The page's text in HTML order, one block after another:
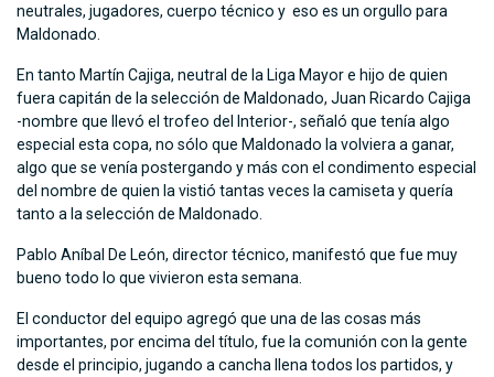
neutrales, jugadores, cuerpo técnico y eso es un orgullo para
Maldonado.
En tanto Martín Cajiga, neutral de la Liga Mayor e hijo de quien
fuera capitán de la selección de Maldonado, Juan Ricardo Cajiga
-nombre que llevó el trofeo del Interior-, señaló que tenía algo
especial esta copa, no sólo que Maldonado la volviera a ganar,
algo que se venía postergando y más con el condimento especial
del nombre de quien la vistió tantas veces la camiseta y quería
tanto a la selección de Maldonado.
Pablo Aníbal De León, director técnico, manifestó que fue muy
bueno todo lo que vivieron esta semana.
El conductor del equipo agregó que una de las cosas más
importantes, por encima del título, fue la comunión con la gente
desde el principio, jugando a cancha llena todos los partidos, y